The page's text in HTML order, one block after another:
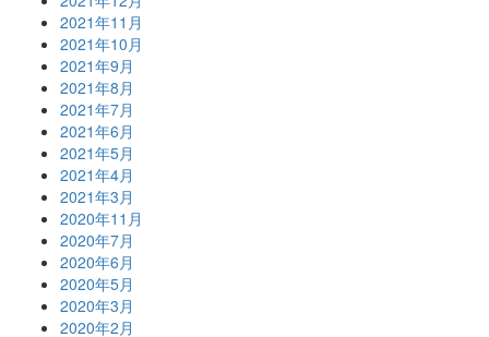
2021年11月
2021年10月
2021年9月
2021年8月
2021年7月
2021年6月
2021年5月
2021年4月
2021年3月
2020年11月
2020年7月
2020年6月
2020年5月
2020年3月
2020年2月